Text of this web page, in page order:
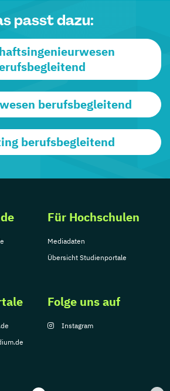
passt dazu:
berufsbegleitend
berufsbegleitend
Für Hochschulen
Mediadaten
Übersicht Studienportale
Folge uns auf
Instagram